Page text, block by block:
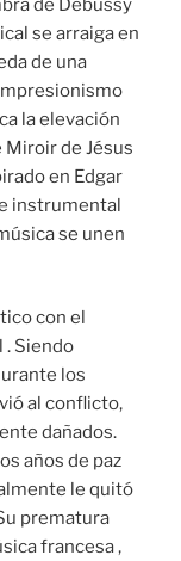
de Debussy
se arraiga en
de una
la elevación
Miroir de Jésus
en Edgar
instrumental
se unen
con el
. Siendo
los
al conflicto,
dañados.
años de paz
le quitó
prematura
francesa ,